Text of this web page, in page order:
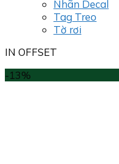
Nhãn Decal
Tag Treo
Tờ rơi
IN OFFSET
-13%